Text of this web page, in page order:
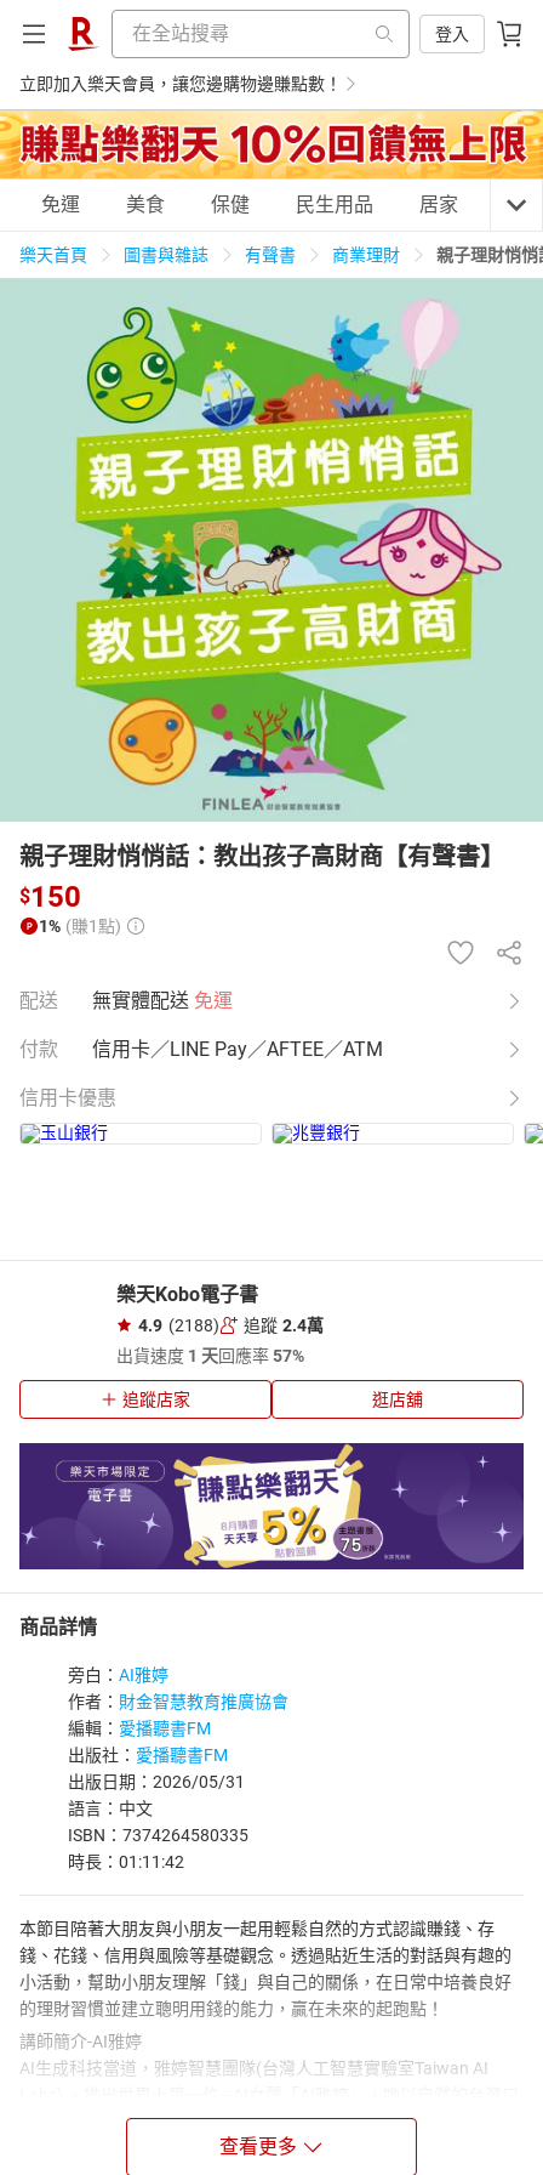
登入
立即加入樂天會員，讓您邊購物邊賺點數！
購物網分類
美食蛋糕 養生保健
3C家電 運動休閒 親子玩具
女裝 男裝 化妝保養 情趣用品
日本購物 電子/紙本書
HOT
免運 美食 保健 民生用品 居家 3C
樂天首頁 圖書與雜誌 有聲書 商業理財 親子理財悄
親子理財悄悄話：教出孩子高財商【有聲書】
$150
1% (賺1點)
配送 無實體配送 免運
付款 信用卡／LINE Pay／AFTEE／ATM
信用卡優惠
樂天Kobo電子書
4.9 (2188) 追蹤 2.4萬
出貨速度 1 天回應率57%
追蹤店家 逛店舖
商品詳情
旁白： AI雅婷
作者： 財金智慧教育推廣協會
編輯： 愛播聽書FM
出版社： 愛播聽書FM
出版日期：2026/05/31
語言：中文
ISBN：7374264580335
時長：01:11:42
本節目陪著大朋友與小朋友一起用輕鬆自然的方式認識賺錢、存
錢、花錢、信用與風險等基礎觀念。透過貼近生活的對話與有趣的
小活動，幫助小朋友理解「錢」與自己的關係，在日常中培養良好
的理財習慣並建立聰明用錢的能力，贏在未來的起跑點！
講師簡介-AI雅婷
AI生成科技當道，雅婷智慧團隊(台灣人工智慧實驗室Taiwan AI
音說故事，更能順暢的說出各式饒富趣味的知識百科內容，還能做
語音即時辨識理解，以及故事生成，展現出源自台灣的AI聲音力
查看更多